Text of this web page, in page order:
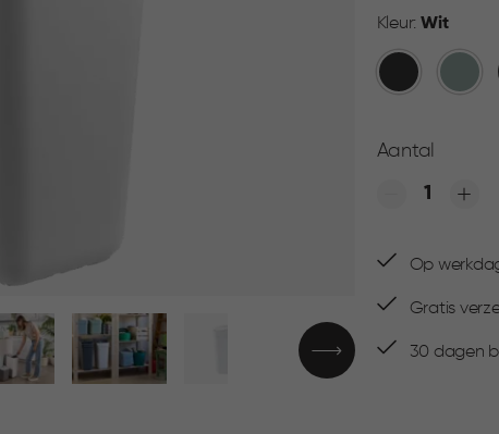
Kleur: Wit
DonkergrijsGroen
Aantal
Quantity:
Op
Gratis
30 dagen